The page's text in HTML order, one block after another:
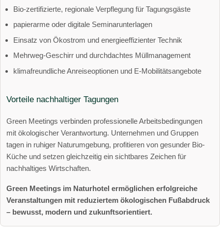
Bio-zertifizierte, regionale Verpflegung für Tagungsgäste
papierarme oder digitale Seminarunterlagen
Einsatz von Ökostrom und energieeffizienter Technik
Mehrweg-Geschirr und durchdachtes Müllmanagement
klimafreundliche Anreiseoptionen und E-Mobilitätsangebote
Vorteile nachhaltiger Tagungen
Green Meetings verbinden professionelle Arbeitsbedingungen
mit ökologischer Verantwortung. Unternehmen und Gruppen
tagen in ruhiger Naturumgebung, profitieren von gesunder Bio-
Küche und setzen gleichzeitig ein sichtbares Zeichen für
nachhaltiges Wirtschaften.
Green Meetings im Naturhotel ermöglichen erfolgreiche
Veranstaltungen mit reduziertem ökologischen Fußabdruck
– bewusst, modern und zukunftsorientiert.